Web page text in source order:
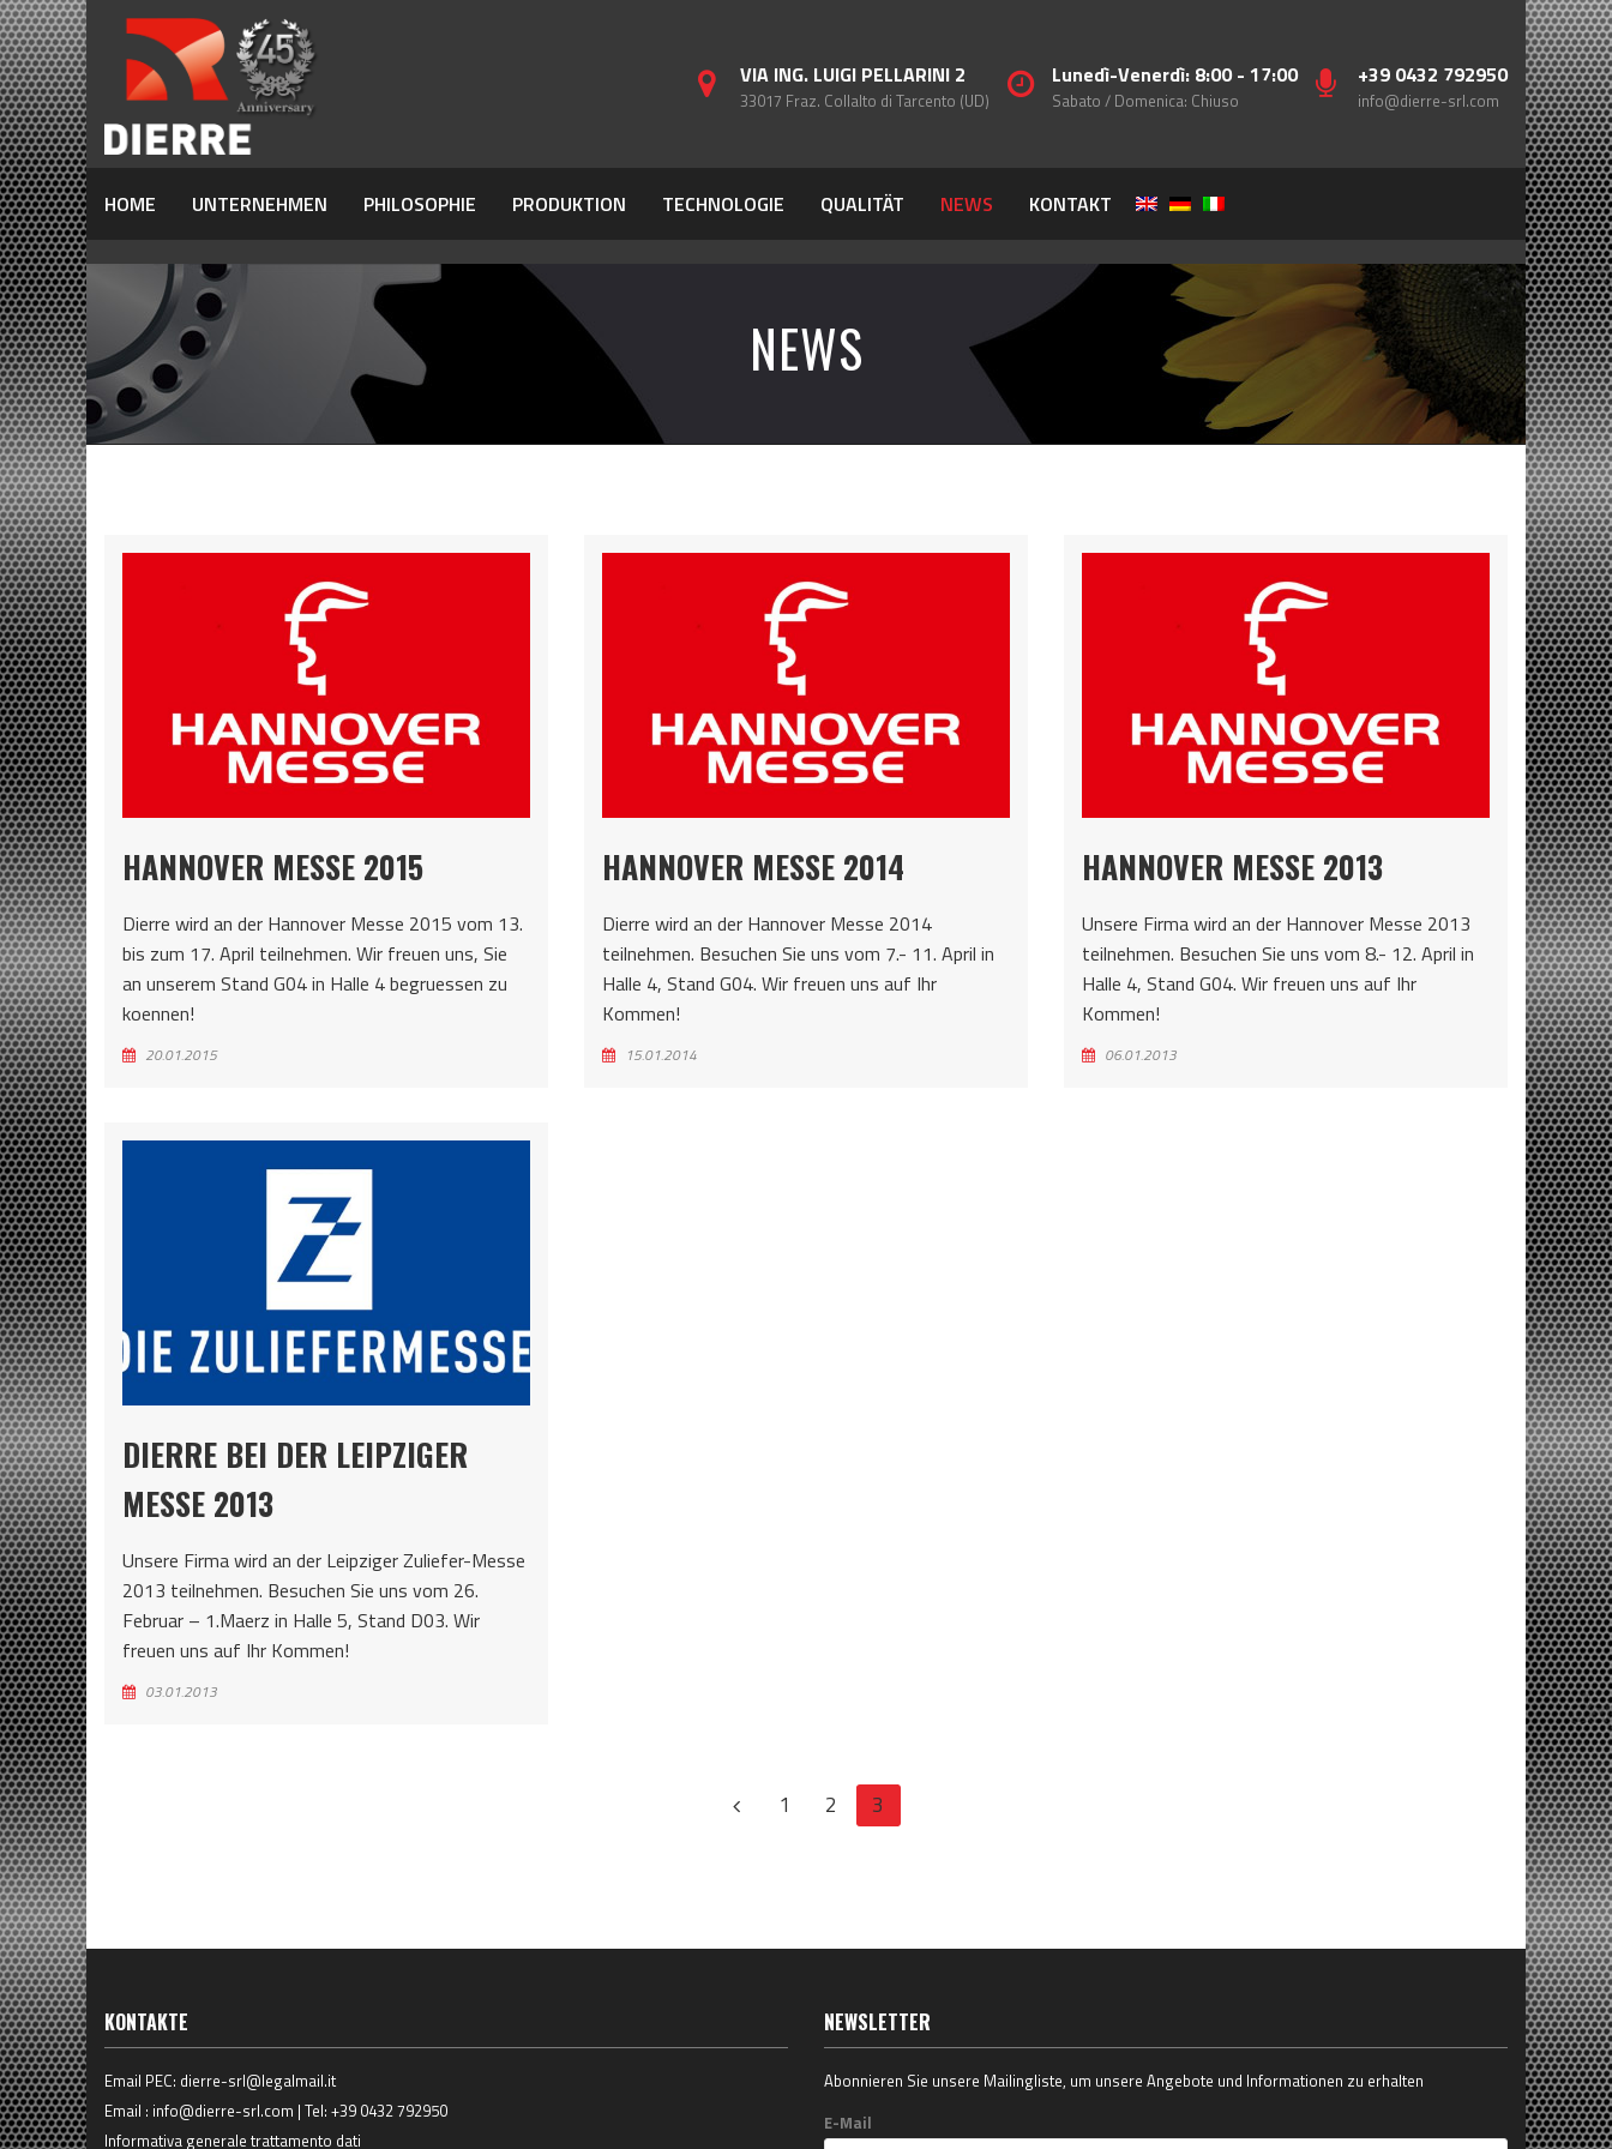
VIA ING. LUIGI PELLARINI 2
33017 Fraz. Collalto di Tarcento (UD)
Lunedì-Venerdì: 8:00 - 17:00
Sabato / Domenica: Chiuso
+39 0432 792950
info@dierre-srl.com
HOME UNTERNEHMEN PHILOSOPHIE PRODUKTION TECHNOLOGIE QUALITÄT NEWS KONTAKT
NEWS
HANNOVER MESSE 2015
Dierre wird an der Hannover Messe 2015 vom 13.
bis zum 17. April teilnehmen. Wir freuen uns, Sie
an unserem Stand G04 in Halle 4 begruessen zu
koennen!
20.01.2015
HANNOVER MESSE 2014
Dierre wird an der Hannover Messe 2014
teilnehmen. Besuchen Sie uns vom 7.- 11. April in
Halle 4, Stand G04. Wir freuen uns auf Ihr
Kommen!
15.01.2014
HANNOVER MESSE 2013
Unsere Firma wird an der Hannover Messe 2013
teilnehmen. Besuchen Sie uns vom 8.- 12. April in
Halle 4, Stand G04. Wir freuen uns auf Ihr
Kommen!
06.01.2013
DIERRE BEI DER LEIPZIGER
MESSE 2013
Unsere Firma wird an der Leipziger Zuliefer-Messe
2013 teilnehmen. Besuchen Sie uns vom 26.
Februar – 1.Maerz in Halle 5, Stand D03. Wir
freuen uns auf Ihr Kommen!
03.01.2013
1 2 3
KONTAKTE
Email PEC: dierre-srl@legalmail.it
Email : info@dierre-srl.com | Tel: +39 0432 792950
Informativa generale trattamento dati
NEWSLETTER
Abonnieren Sie unsere Mailingliste, um unsere Angebote und Informationen zu erhalten
E-Mail